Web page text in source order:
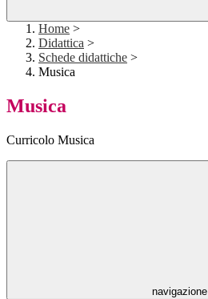
Home >
Didattica >
Schede didattiche >
Musica
Musica
Curricolo Musica
navigazione